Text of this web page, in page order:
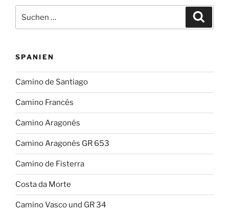
nach:
SPANIEN
Camino de Santiago
Camino Francés
Camino Aragonés
Camino Aragonés GR 653
Camino de Fisterra
Costa da Morte
Camino Vasco und GR 34